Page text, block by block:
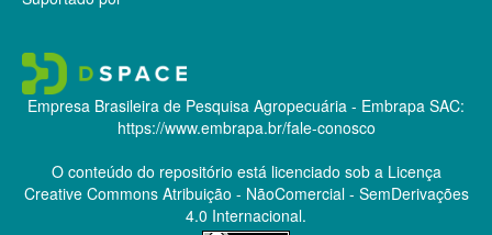
Empresa Brasileira de Pesquisa Agropecuária - Embrapa SAC:
https://www.embrapa.br/fale-conosco
O conteúdo do repositório está licenciado sob a Licença
Creative CommonsAtribuição - NãoComercial - SemDerivações
4.0 Internacional.